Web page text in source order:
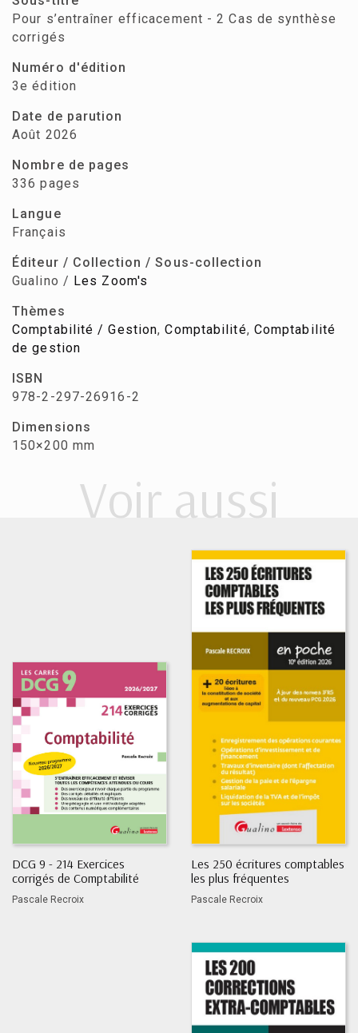
Pour s’entraîner efficacement - 2 Cas de synthèse
corrigés
Numéro d'édition
3e édition
Date de parution
Août 2026
Nombre de pages
336 pages
Langue
Français
Éditeur / Collection / Sous-collection
Gualino / Les Zoom's
Thèmes
Comptabilité / Gestion,Comptabilité, Comptabilité
de gestion
ISBN
978-2-297-26916-2
Dimensions
150×200 mm
Voir aussi
DCG 9 - 214 Exercices
corrigés de Comptabilité
Pascale Recroix
Les 250 écritures comptables
les plus fréquentes
Pascale Recroix